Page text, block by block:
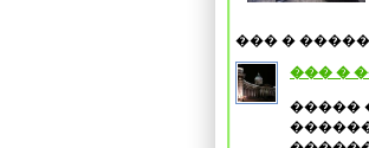
��� �
��� �
�����